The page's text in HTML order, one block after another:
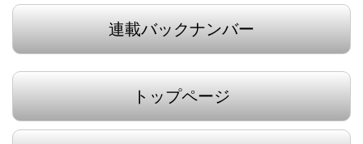
連載バックナンバー
トップページ